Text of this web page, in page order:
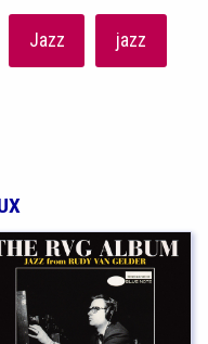
Jazz jazz